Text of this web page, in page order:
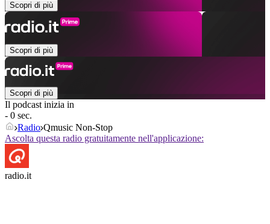
Scopri di più
Scopri di più
Scopri di più
Il podcast inizia in
- 0 sec.
Radio Qmusic Non-Stop
Ascolta questa radio gratuitamente nell'applicazione:
radio.it